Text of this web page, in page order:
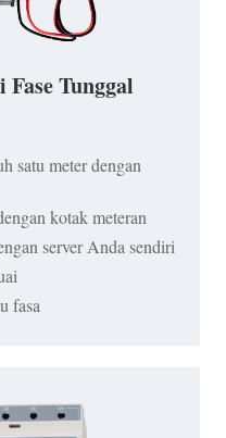
Tunggal
satu meter dengan
kotak meteran
server Anda sendiri
fasa